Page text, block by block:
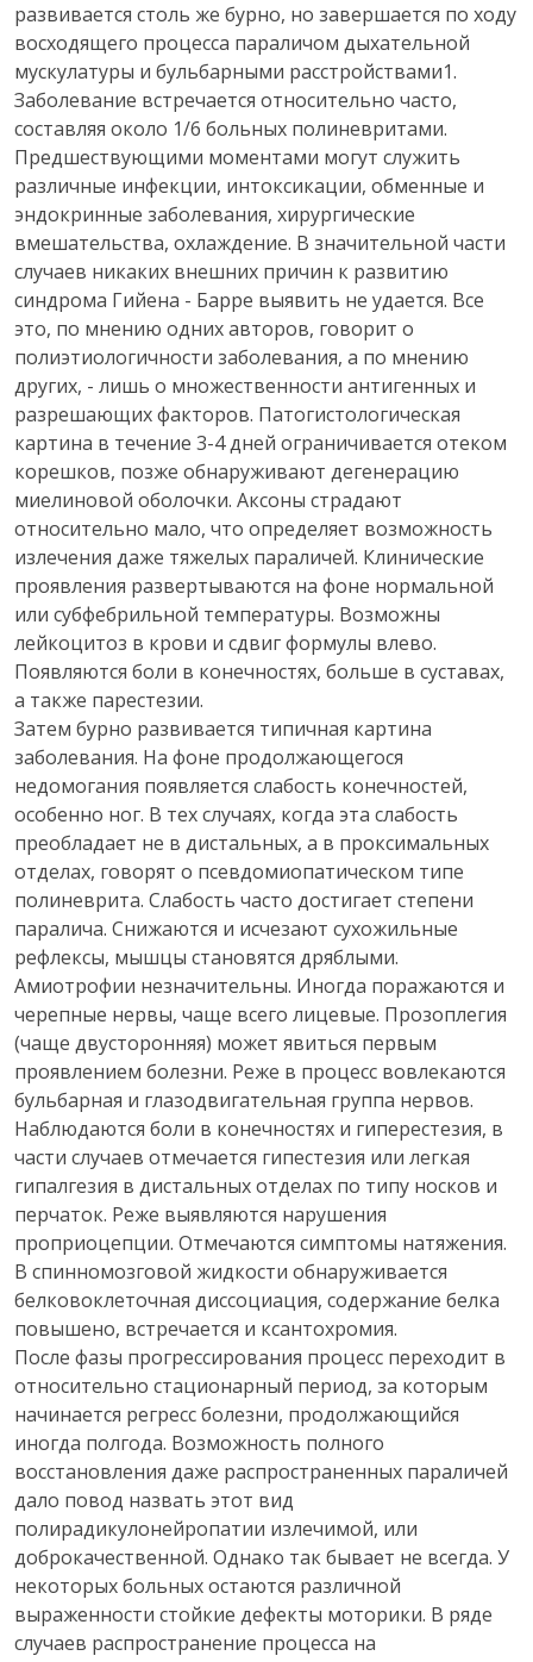
развивается столь же бурно, но завершается по ходу
восходящего процесса параличом дыхательной
мускулатуры и бульбарными расстройствами1.
Заболевание встречается относительно часто,
составляя около 1/6 больных полиневритами.
Предшествующими моментами могут служить
различные инфекции, интоксикации, обменные и
эндокринные заболевания, хирургические
вмешательства, охлаждение. В значительной части
случаев никаких внешних причин к развитию
синдрома Гийена - Барре выявить не удается. Все
это, по мнению одних авторов, говорит о
полиэтиологичности заболевания, а по мнению
других, - лишь о множественности антигенных и
разрешающих факторов. Патогистологическая
картина в течение 3-4 дней ограничивается отеком
корешков, позже обнаруживают дегенерацию
миелиновой оболочки. Аксоны страдают
относительно мало, что определяет возможность
излечения даже тяжелых параличей. Клинические
проявления развертываются на фоне нормальной
или субфебрильной температуры. Возможны
лейкоцитоз в крови и сдвиг формулы влево.
Появляются боли в конечностях, больше в суставах,
а также парестезии.
Затем бурно развивается типичная картина
заболевания. На фоне продолжающегося
недомогания появляется слабость конечностей,
особенно ног. В тех случаях, когда эта слабость
преобладает не в дистальных, а в проксимальных
отделах, говорят о псевдомиопатическом типе
полиневрита. Слабость часто достигает степени
паралича. Снижаются и исчезают сухожильные
рефлексы, мышцы становятся дряблыми.
Амиотрофии незначительны. Иногда поражаются и
черепные нервы, чаще всего лицевые. Прозоплегия
(чаще двусторонняя) может явиться первым
проявлением болезни. Реже в процесс вовлекаются
бульбарная и глазодвигательная группа нервов.
Наблюдаются боли в конечностях и гиперестезия, в
части случаев отмечается гипестезия или легкая
гипалгезия в дистальных отделах по типу носков и
перчаток. Реже выявляются нарушения
проприоцепции. Отмечаются симптомы натяжения.
В спинномозговой жидкости обнаруживается
белковоклеточная диссоциация, содержание белка
повышено, встречается и ксантохромия.
После фазы прогрессирования процесс переходит в
относительно стационарный период, за которым
начинается регресс болезни, продолжающийся
иногда полгода. Возможность полного
восстановления даже распространенных параличей
дало повод назвать этот вид
полирадикулонейропатии излечимой, или
доброкачественной. Однако так бывает не всегда. У
некоторых больных остаются различной
выраженности стойкие дефекты моторики. В ряде
случаев распространение процесса на